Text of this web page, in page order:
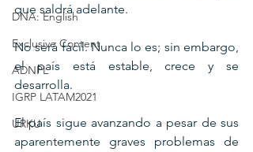
DNA: English
Exclusive Content
ADNPL
IGRP LATAM2021
URKU
que saldrá adelante.
No será fácil. Nunca lo es; sin embargo,
el país está estable, crece y se
desarrolla.
El país sigue avanzando a pesar de sus
aparentemente graves problemas de